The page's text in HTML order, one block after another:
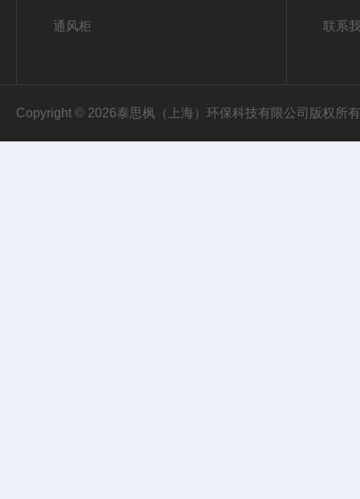
通风柜 联系
Copyright © 2026泰思枫（上海）环保科技有限公司版权